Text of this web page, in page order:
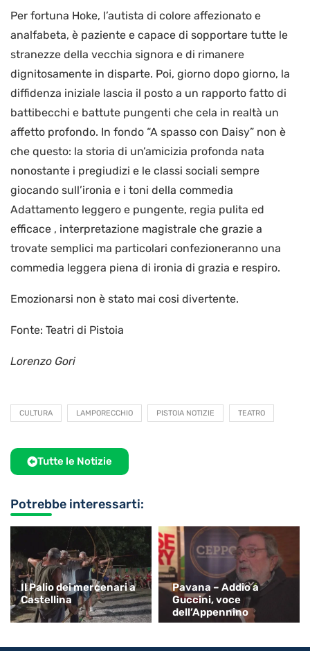
Per fortuna Hoke, l’autista di colore affezionato e
analfabeta, è paziente e capace di sopportare tutte le
stranezze della vecchia signora e di rimanere
dignitosamente in disparte. Poi, giorno dopo giorno, la
diffidenza iniziale lascia il posto a un rapporto fatto di
battibecchi e battute pungenti che cela in realtà un
affetto profondo. In fondo “A spasso con Daisy” non è
che questo: la storia di un’amicizia profonda nata
nonostante i pregiudizi e le classi sociali sempre
giocando sull’ironia e i toni della commedia
Adattamento leggero e pungente, regia pulita ed
efficace , interpretazione magistrale che grazie a
trovate semplici ma particolari confezioneranno una
commedia leggera piena di ironia di grazia e respiro.
Emozionarsi non è stato mai cosi divertente.
Fonte: Teatri di Pistoia
Lorenzo Gori
CULTURA LAMPORECCHIO PISTOIA NOTIZIE TEATRO
Tutte le Notizie
Potrebbe interessarti:
Il Palio dei mercenari a
Castellina
Pavana – Addio a
Guccini, voce
dell’Appennino